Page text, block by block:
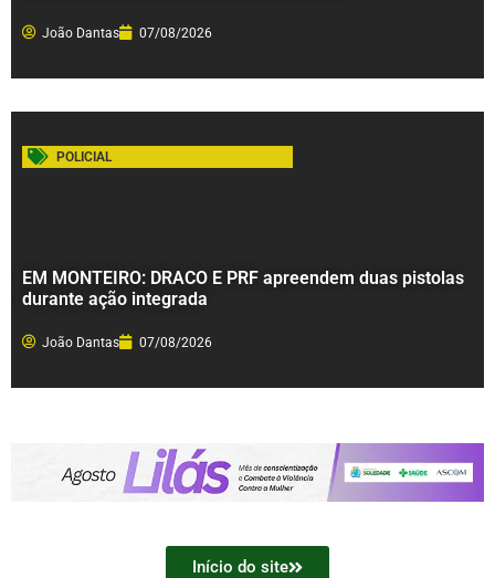
João Dantas 07/08/2026
POLICIAL
EM MONTEIRO: DRACO E PRF apreendem duas pistolas
durante ação integrada
João Dantas 07/08/2026
Início do site